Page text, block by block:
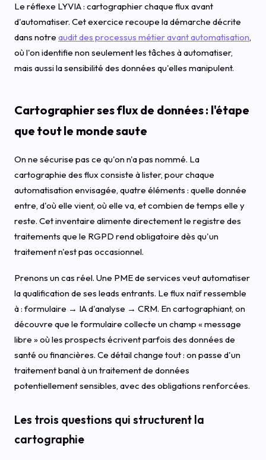
Le réflexe LYVIA : cartographier chaque flux avant
d'automatiser. Cet exercice recoupe la démarche décrite
dans notre audit des processus métier avant automatisation,
où l'on identifie non seulement les tâches à automatiser,
mais aussi la sensibilité des données qu'elles manipulent.
Cartographier ses flux de données : l'étape
que tout le monde saute
On ne sécurise pas ce qu'on n'a pas nommé. La
cartographie des flux consiste à lister, pour chaque
automatisation envisagée, quatre éléments : quelle donnée
entre, d'où elle vient, où elle va, et combien de temps elle y
reste. Cet inventaire alimente directement le registre des
traitements que le RGPD rend obligatoire dès qu'un
traitement n'est pas occasionnel.
Prenons un cas réel. Une PME de services veut automatiser
la qualification de ses leads entrants. Le flux naïf ressemble
à : formulaire → IA d'analyse → CRM. En cartographiant, on
découvre que le formulaire collecte un champ « message
libre » où les prospects écrivent parfois des données de
santé ou financières. Ce détail change tout : on passe d'un
traitement banal à un traitement de données
potentiellement sensibles, avec des obligations renforcées.
Les trois questions qui structurent la
cartographie